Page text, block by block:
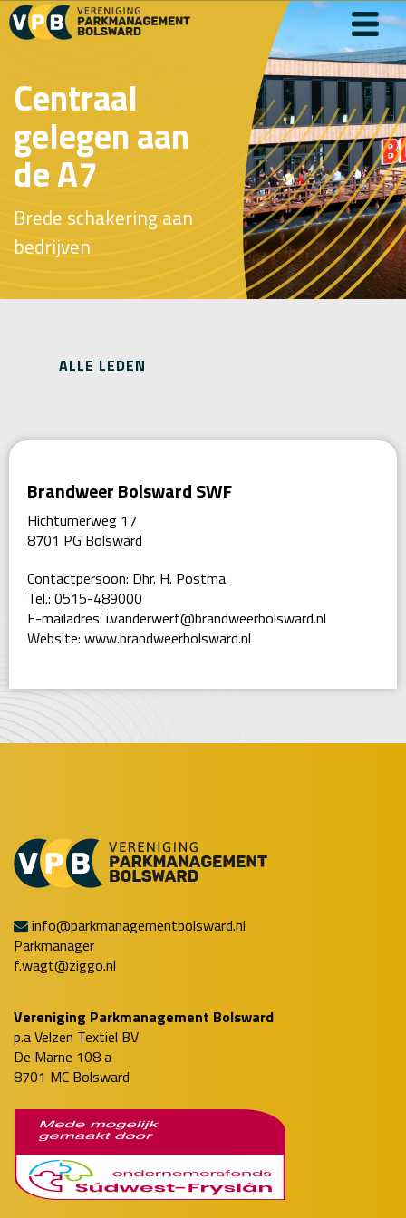
Centraal
gelegen aan
de A7
Brede schakering aan
bedrijven
ALLE LEDEN
Brandweer Bolsward SWF
Hichtumerweg 17
8701 PG Bolsward
Contactpersoon: Dhr. H. Postma
Tel.: 0515-489000
E-mailadres: i.vanderwerf@brandweerbolsward.nl
Website: www.brandweerbolsward.nl
info@parkmanagementbolsward.nl
Parkmanager
f.wagt@ziggo.nl
Vereniging Parkmanagement Bolsward
p.a Velzen Textiel BV
De Marne 108 a
8701 MC Bolsward